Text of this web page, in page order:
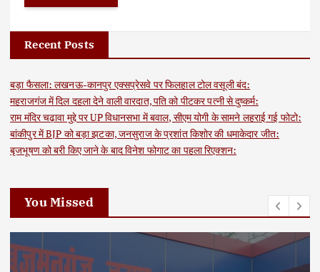
Recent Posts
बड़ा फैसला: लखनऊ-कानपुर एक्सप्रेसवे पर फिलहाल टोल वसूली बंद:
महराजगंज में दिल दहला देने वाली वारदात, पति को पीटकर पत्नी से दुष्कर्म:
राम मंदिर चढ़ावा मुद्दे पर UP विधानसभा में बवाल, सीएम योगी के सामने लहराई गई फोटो:
बांकीपुर में BJP को बड़ा झटका, जनसुराज के प्रशांत किशोर की धमाकेदार जीत:
बृजभूषण को बरी किए जाने के बाद विनेश फोगाट का पहला रिएक्शन:
You Missed